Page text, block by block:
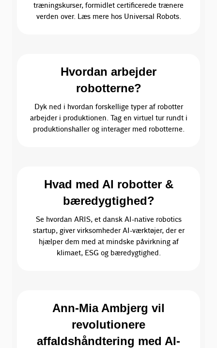
træningskurser, formidlet certificerede trænere
verden over. Læs mere hos Universal Robots.
Hvordan arbejder
robotterne?
Dyk ned i hvordan forskellige typer af robotter
arbejder i produktionen. Tag en virtuel tur rundt i
produktionshaller og interager med robotterne.
Hvad med AI robotter &
bæredygtighed?
Se hvordan ARIS, et dansk AI-native robotics
startup, giver virksomheder AI-værktøjer, der er
hjælper dem med at mindske påvirkning af
klimaet, ESG og bæredygtighed.
Ann-Mia Ambjerg vil
revolutionere
affaldshåndtering med AI-